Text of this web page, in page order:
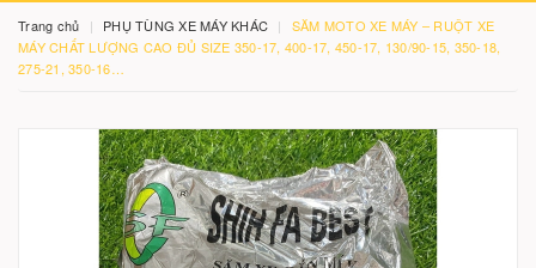
Trang chủ PHỤ TÙNG XE MÁY KHÁC
SĂM MOTO XE MÁY – RUỘT XE
MÁY CHẤT LƯỢNG CAO ĐỦ SIZE 350-17, 400-17, 450-17, 130/90-15, 350-18,
275-21, 350-16…